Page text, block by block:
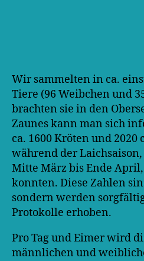
Wir sammelten in ca.
Tiere (96 Weibchen und
brachten sie in den
Zaunes kann man sich
ca. 1600 Kröten und 2020
während der
Mitte März bis Ende
konnten. Diese Zahlen
sondern werden
Protokolle erhoben.
Pro Tag und Eimer wird
männlichen und